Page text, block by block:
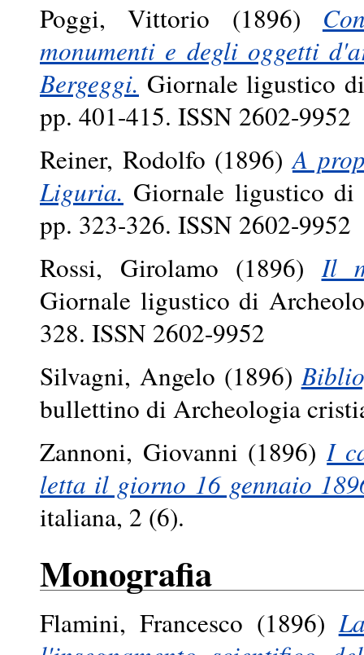
Poggi, Vittorio (1896)
monumenti e degli oggetti
Bergeggi. Giornale ligustico
pp. 401-415. ISSN 2602-9952
Reiner, Rodolfo (1896)A
Liguria. Giornale ligustico
pp. 323-326. ISSN 2602-9952
Rossi, Girolamo (1896)Il
Giornale ligustico di
328. ISSN 2602-9952
Silvagni, Angelo (1896)
bullettino di Archeologia
Zannoni, Giovanni (1896)I
letta il giorno 16 gennaio
italiana, 2 (6).
Monografia
Flamini, Francesco (1896)